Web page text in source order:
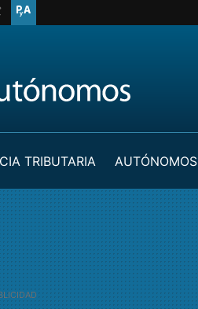
TRIBUTARIA AUTÓNOMOS